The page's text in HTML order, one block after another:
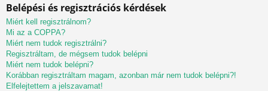
kBelépési és regisztrációs kérdések
Miért kell regisztrálnom?
Mi az a COPPA?
Miért nem tudok regisztrálni?
Regisztráltam, de mégsem tudok belépni
Miért nem tudok belépni?
Korábban regisztráltam magam, azonban már nem tudok belépni?!
Elfelejtettem a jelszavamat!